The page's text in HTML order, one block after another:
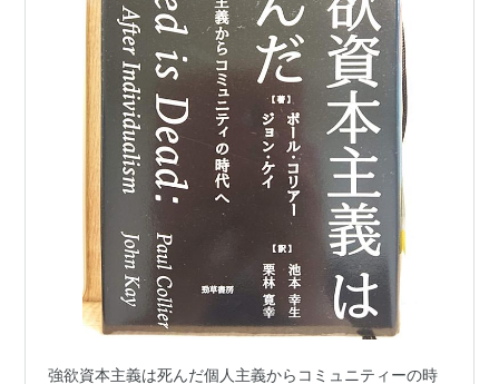
強欲資本主義は死んだ個人主義からコミュニティーの時